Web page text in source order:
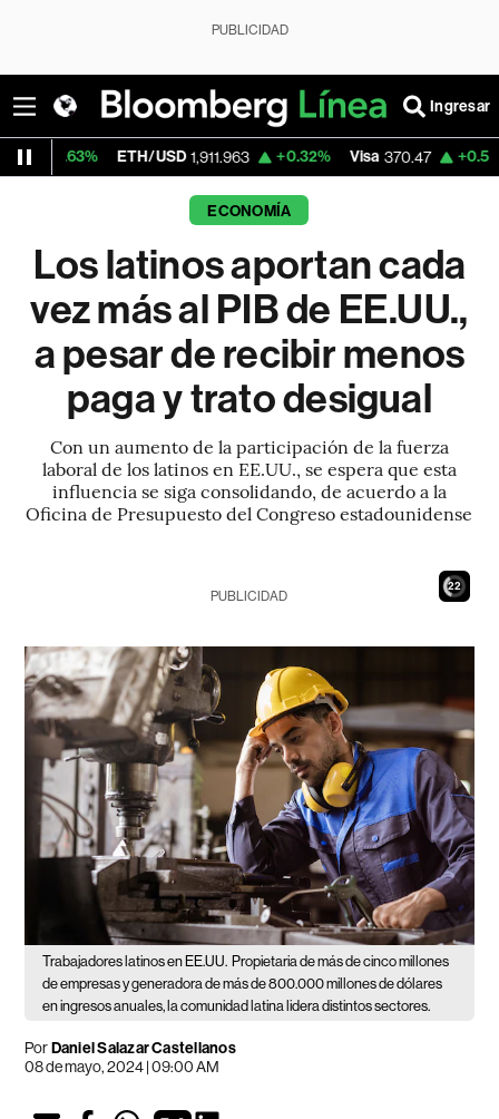
PUBLICIDAD
Ingresar
ETH/USD 1,911.963 +0.32% Visa 370.47 +0.52%
ECONOMÍA
Los latinos aportan cada
vez más al PIB de EE.UU.,
a pesar de recibir menos
paga y trato desigual
Con un aumento de la participación de la fuerza
laboral de los latinos en EE.UU., se espera que esta
influencia se siga consolidando, de acuerdo a la
Oficina de Presupuesto del Congreso estadounidense
21
PUBLICIDAD
Trabajadores latinos en EE.UU. Propietaria de más de cinco millones
de empresas y generadora de más de 800.000 millones de dólares
en ingresos anuales, la comunidad latina lidera distintos sectores.
PorDaniel Salazar Castellanos
08 de mayo, 2024 | 09:00 AM